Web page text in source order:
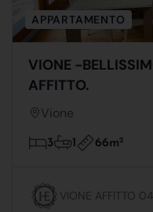
APPARTAMENTO
VIONE -
AFFITTO.
Vione
3 1 66m2
VIONE AFFITTO 04